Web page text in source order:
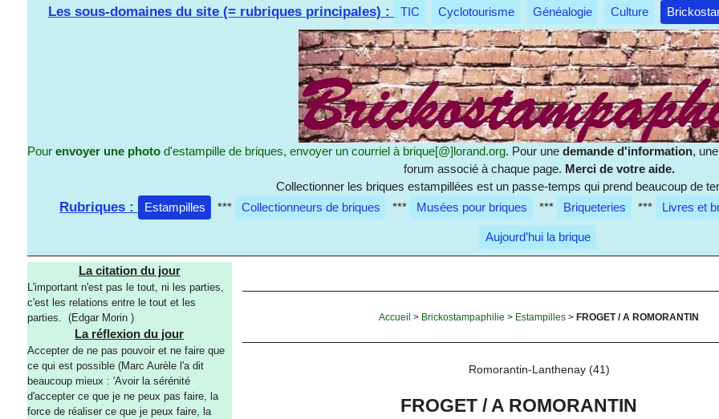
Les sous-domaines du site (= rubriques principales) : TIC Cyclotourisme Généalogie Culture
Pourenvoyer une photo d'estampille de briques, envoyer un courriel à brique[@]lorand.org. Pour unedemande d'information, une
forum associé à chaque page. Merci de votre aide.
Collectionner les briques estampillées est un passe-temps qui prend beaucoup de
Rubriques : Estampilles *** Collectionneurs de briques *** Musées pour briques *** Briqueteries *** Livres et
Aujourd’hui la brique
La citation du jour
L'important n'est pas le tout, ni les parties,
c'est les relations entre le tout et les
parties. (Edgar Morin )
La réflexion du jour
Accepter de ne pas pouvoir et ne faire que
ce qui est possible (Marc Aurèle l'a dit
beaucoup mieux : 'Avoir la sérénité
d'accepter ce que je ne peux pas faire, la
force de réaliser ce que je peux faire, la
Accueil > Brickostampaphilie > Estampilles >FROGET / A ROMORANTIN
Romorantin-Lanthenay (41)
FROGET / A ROMORANTIN